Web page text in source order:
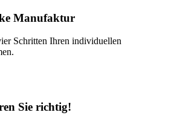
Manufaktur
Schritten Ihren individuellen
Sie richtig!